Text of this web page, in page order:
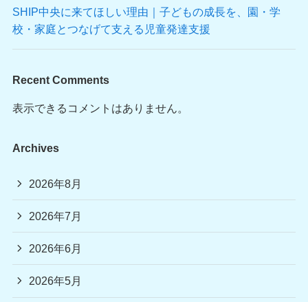
SHIP中央に来てほしい理由｜子どもの成長を、園・学
校・家庭とつなげて支える児童発達支援
Recent Comments
表示できるコメントはありません。
Archives
2026年8月
2026年7月
2026年6月
2026年5月